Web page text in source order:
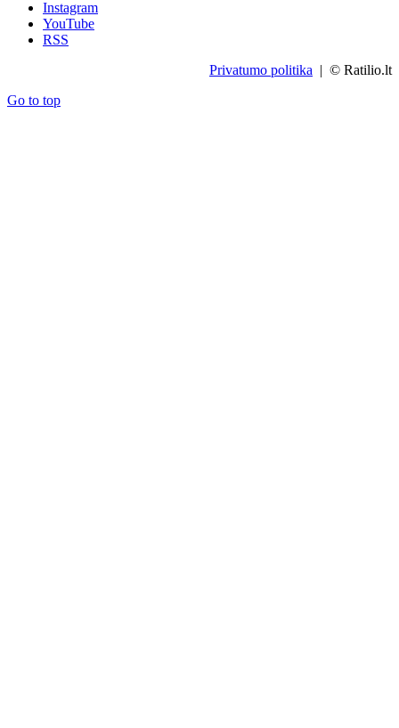
Instagram
YouTube
RSS
Privatumo politika | © Ratilio.lt
Go to top